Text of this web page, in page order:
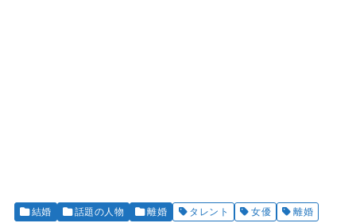
結婚 話題の人物 離婚 タレント 女優 離婚